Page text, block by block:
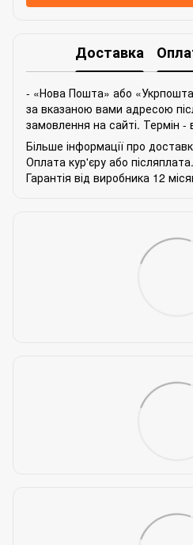
Доставка
- «Нова Пошта» або
за вказаною вами адресою
замовлення на сайті. Термін -
Більше інформації про
Оплата кур'єру або післяплата.
Гарантія від виробника 12